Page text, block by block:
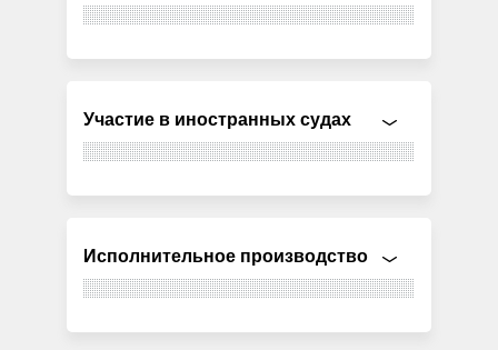
Участие в иностранных судах
Исполнительное производство